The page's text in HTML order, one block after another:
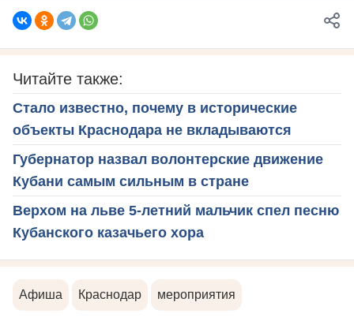
Читайте также:
Стало известно, почему в исторические
объекты Краснодара не вкладываются
Губернатор назвал волонтерские движение
Кубани самым сильным в стране
Верхом на льве 5-летний мальчик спел песню
Кубанского казачьего хора
Афиша Краснодар мероприятия